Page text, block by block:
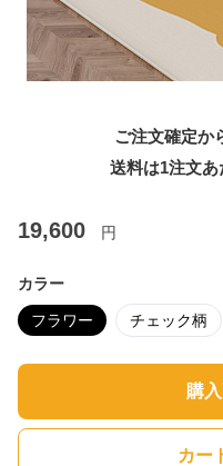
ご注文確定か
送料は1注文あ
19,600 円
カラー
フラワー チェック柄
購
カー